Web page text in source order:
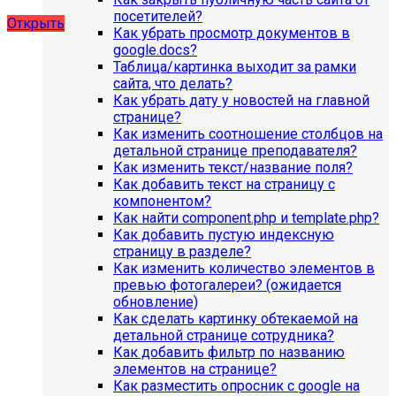
художественной школы, SIMAI: Сайт школы
Открыть
посетителей?
Как убрать просмотр документов в
google.docs?
Таблица/картинка выходит за рамки
сайта, что делать?
Как убрать дату у новостей на главной
странице?
Как изменить соотношение столбцов на
детальной странице преподавателя?
Как изменить текст/название поля?
Как добавить текст на страницу с
компонентом?
Как найти component.php и template.php?
Как добавить пустую индексную
страницу в разделе?
Как изменить количество элементов в
превью фотогалереи? (ожидается
обновление)
Как сделать картинку обтекаемой на
детальной странице сотрудника?
Как добавить фильтр по названию
элементов на странице?
Как разместить опросник с google на